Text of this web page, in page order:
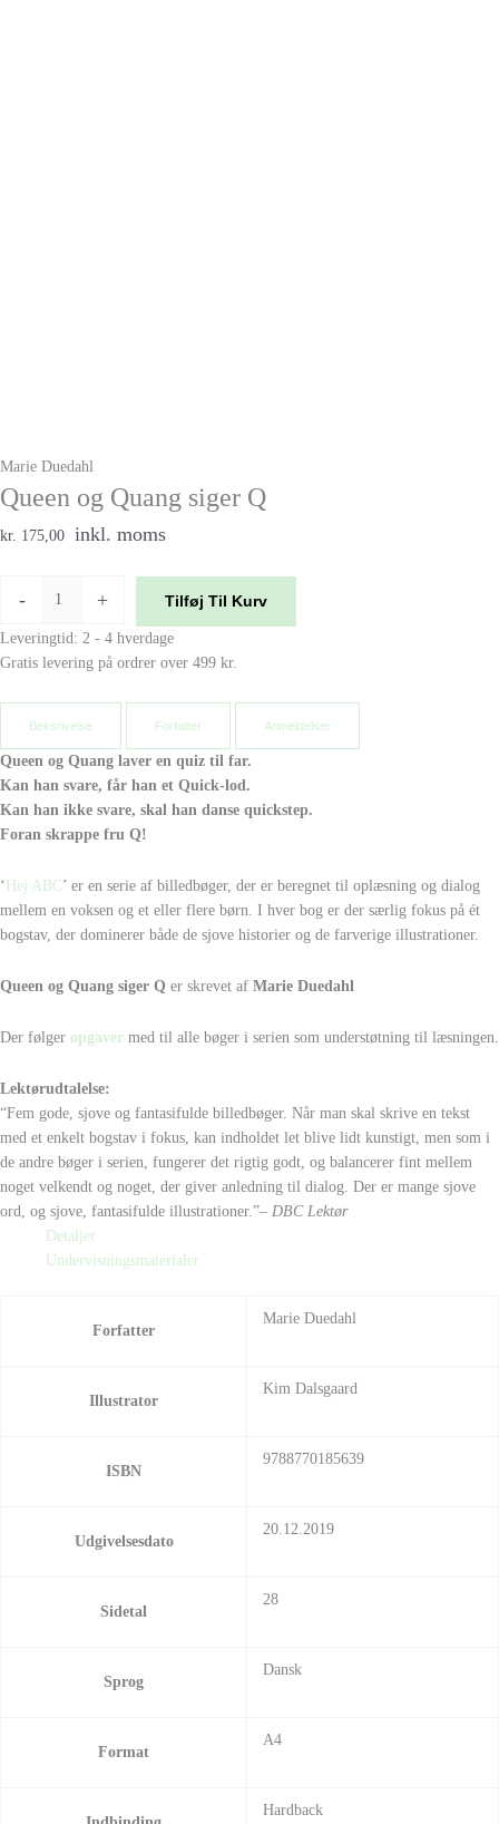
Marie Duedahl
Queen og Quang siger Q
kr. 175,00 inkl. moms
- + Tilføj Til Kurv
Leveringtid: 2 - 4 hverdage
Gratis levering på ordrer over 499 kr.
Beksrivelse Forfatter Anmeldelser
Queen og Quang laver en quiz til far.
Kan han svare, får han et Quick-lod.
Kan han ikke svare, skal han danse quickstep.
Foran skrappe fru Q!
‘ Hej ABC’ er en serie af billedbøger, der er beregnet til oplæsning og dialog
mellem en voksen og et eller flere børn. I hver bog er der særlig fokus på ét
bogstav, der dominerer både de sjove historier og de farverige illustrationer.
Queen og Quang siger Q er skrevet af Marie Duedahl
Der følger opgaver med til alle bøger i serien som understøtning til læsningen.
Lektørudtalelse:
“Fem gode, sjove og fantasifulde billedbøger. Når man skal skrive en tekst
med et enkelt bogstav i fokus, kan indholdet let blive lidt kunstigt, men som i
de andre bøger i serien, fungerer det rigtig godt, og balancerer fint mellem
noget velkendt og noget, der giver anledning til dialog. Der er mange sjove
ord, og sjove, fantasifulde illustrationer.”– DBC Lektør
Detaljer
Undervisningsmaterialer
Forfatter
Marie Duedahl
Illustrator
Kim Dalsgaard
ISBN
9788770185639
Udgivelsesdato
20.12.2019
Sidetal
28
Sprog
Dansk
Format
A4
Hardback